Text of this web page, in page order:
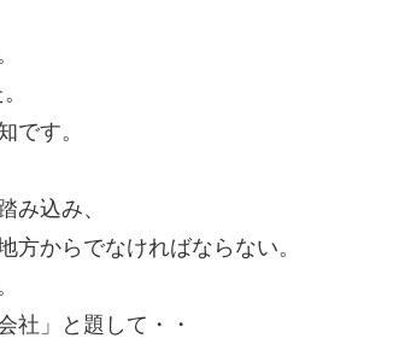
です。
み込み、
からでなければならない。
社」と題して・・